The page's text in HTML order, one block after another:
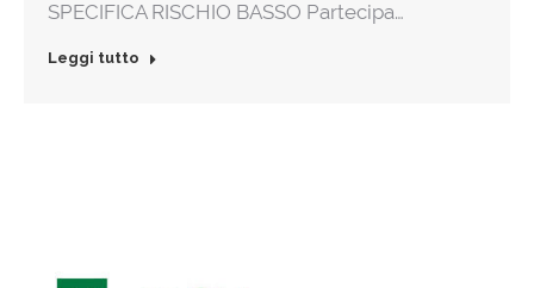
SPECIFICA RISCHIO BASSO Partecipa…
Leggi tutto